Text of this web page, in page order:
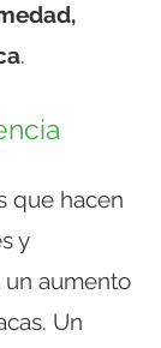
.
que hacen
y
aumento
Un